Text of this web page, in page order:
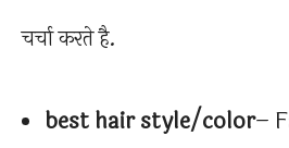
चर्चा करते है.
best hair style/color–